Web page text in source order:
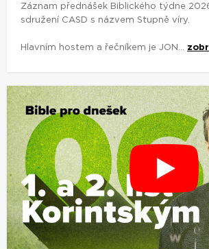
Záznam přednášek Biblického týdne
sdružení CASD s názvem Stupně víry.
Hlavním hostem a řečníkem je JON...